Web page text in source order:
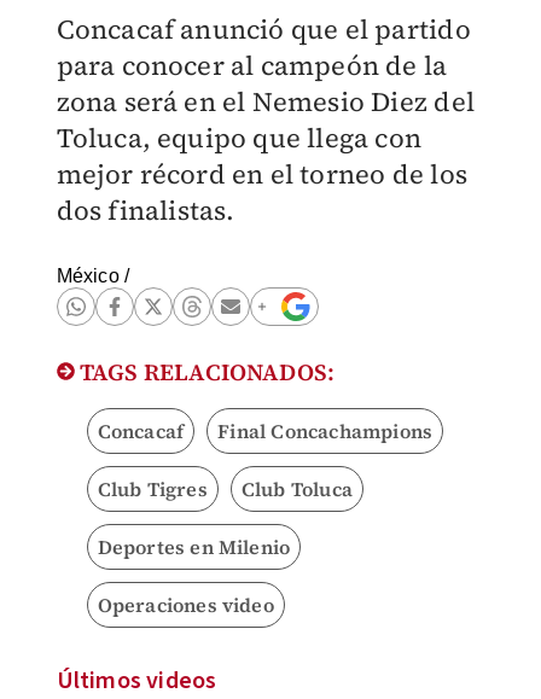
Concacaf anunció que el partido
para conocer al campeón de la
zona será en el Nemesio Diez del
Toluca, equipo que llega con
mejor récord en el torneo de los
dos finalistas.
México/
TAGS RELACIONADOS:
Concacaf Final Concachampions
Club Tigres Club Toluca
Deportes en Milenio
Operaciones video
Últimos videos